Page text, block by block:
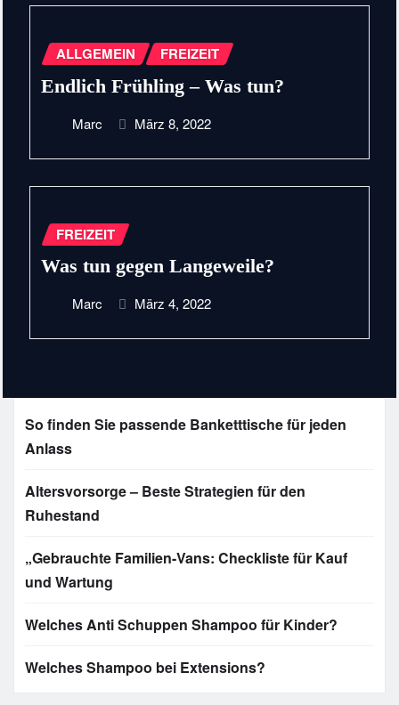
ALLGEMEIN FREIZEIT
Endlich Frühling – Was tun?
Marc März 8, 2022
FREIZEIT
Was tun gegen Langeweile?
Marc März 4, 2022
So finden Sie passende Banketttische für jeden
Anlass
Altersvorsorge – Beste Strategien für den
Ruhestand
„Gebrauchte Familien-Vans: Checkliste für Kauf
und Wartung
Welches Anti Schuppen Shampoo für Kinder?
Welches Shampoo bei Extensions?